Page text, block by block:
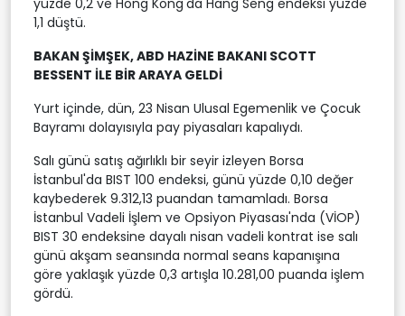
1,1 düştü.
BAKAN ŞİMŞEK, ABD HAZİNE BAKANI SCOTT
BESSENT İLE BİR ARAYA GELDİ
Yurt içinde, dün, 23 Nisan Ulusal Egemenlik ve Çocuk
Bayramı dolayısıyla pay piyasaları kapalıydı.
Salı günü satış ağırlıklı bir seyir izleyen Borsa
İstanbul'da BIST 100 endeksi, günü yüzde 0,10 değer
kaybederek 9.312,13 puandan tamamladı. Borsa
İstanbul Vadeli İşlem ve Opsiyon Piyasası'nda (VİOP)
BIST 30 endeksine dayalı nisan vadeli kontrat ise salı
günü akşam seansında normal seans kapanışına
göre yaklaşık yüzde 0,3 artışla 10.281,00 puanda işlem
gördü.